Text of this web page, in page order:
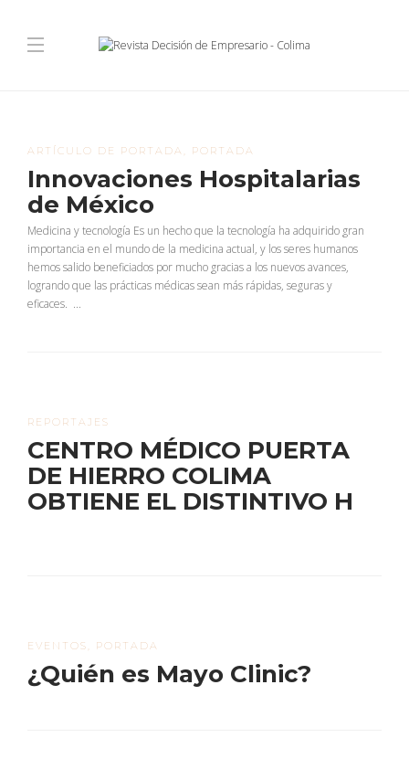
ARTÍCULO DE PORTADA PORTADA
Innovaciones Hospitalarias
de México
Medicina y tecnología Es un hecho que la tecnología ha adquirido gran
importancia en el mundo de la medicina actual, y los seres humanos
hemos salido beneficiados por mucho gracias a los nuevos avances,
logrando que las prácticas médicas sean más rápidas, seguras y
eficaces. ...
REPORTAJES
CENTRO MÉDICO PUERTA
DE HIERRO COLIMA
OBTIENE EL DISTINTIVO H
EVENTOS PORTADA
¿Quién es Mayo Clinic?